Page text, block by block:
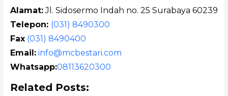
Alamat:Jl. Sidosermo Indah no. 25 Surabaya 60239
Telepon: (031) 8490300
Fax (031) 8490400
Email: info@mcbestari.com
Whatsapp:08113620300
Related Posts: